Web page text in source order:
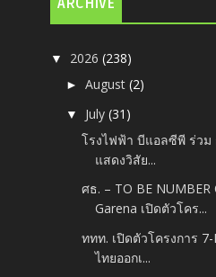
ARCHIVE
▼ 2026(238)
►August(2)
▼ July(31)
โรงไฟฟ้า บีแอลซีพี ร่ว
แสดงวิสัย...
ศธ. – TO BE NUMBER
Garena เปิดตัวโคร...
ททท. เปิดตัวโครงการ
ไทยออกเ...